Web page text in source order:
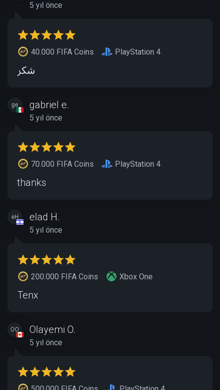
5 yıl önce
40.000 FIFA Coins PlayStation 4
شكر
ge gabriel e.
5 yıl önce
70.000 FIFA Coins PlayStation 4
thanks
eH elad H.
5 yıl önce
200.000 FIFA Coins Xbox One
Tenx
OO Olayemi O.
5 yıl önce